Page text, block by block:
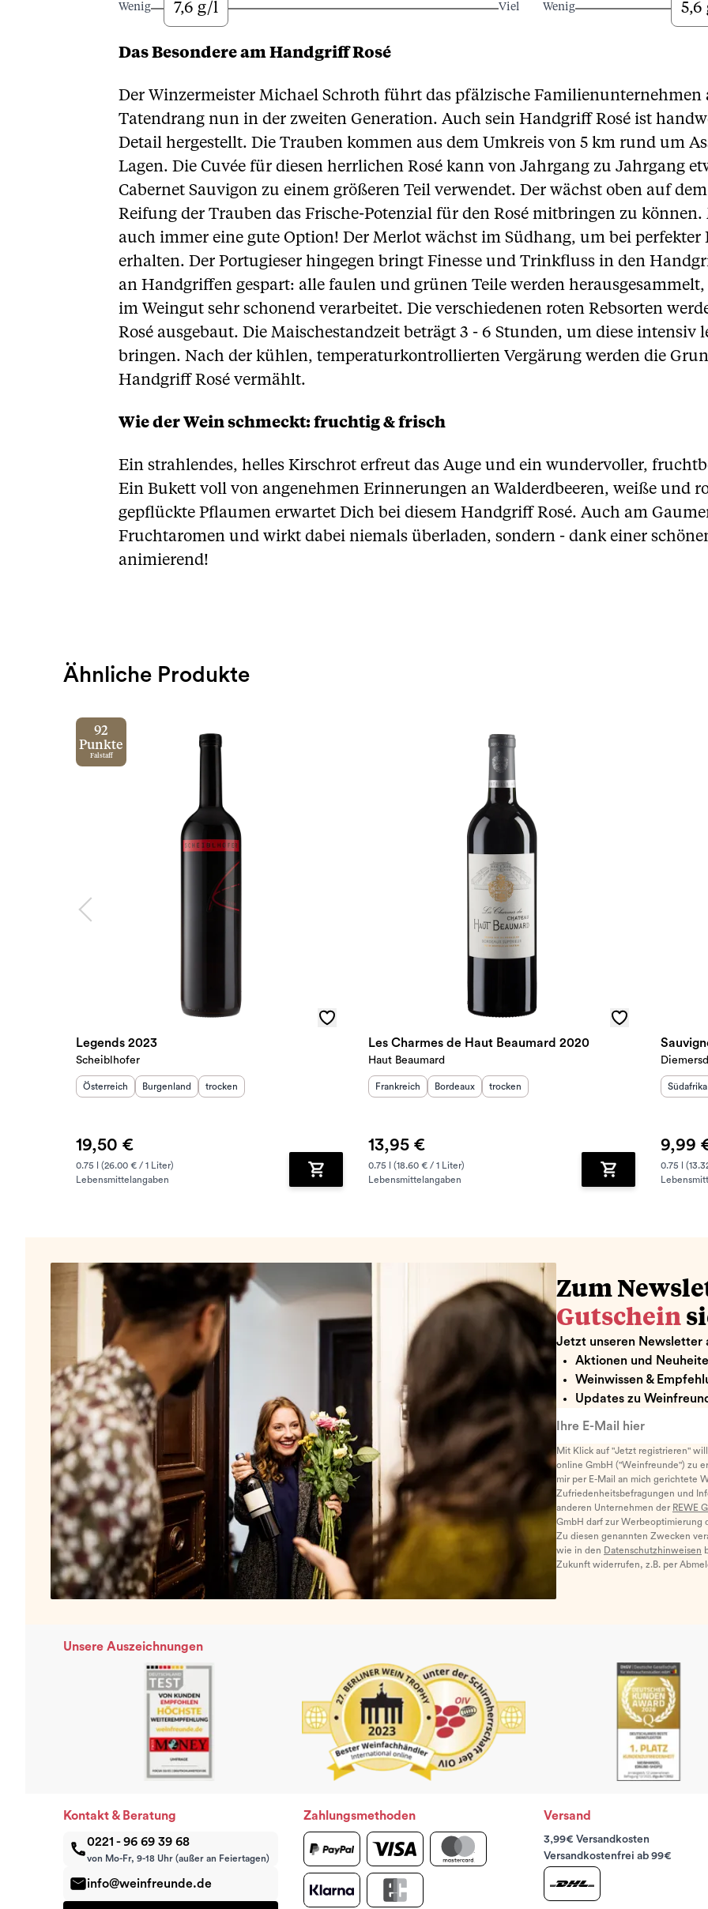
Wenig 7,6 g/l Viel Wenig 5,6
Das Besondere am Handgriff Rosé
Der Winzermeister Michael Schroth führt das pfälzische
Tatendrang nun in der zweiten Generation. Auch sein Handgriff Rosé ist
Detail hergestellt. Die Trauben kommen aus dem Umkreis von 5 km rund um
Lagen. Die Cuvée für diesen herrlichen Rosé kann von Jahrgang zu Jahrgang
Cabernet Sauvigon zu einem größeren Teil verwendet. Der wächst oben auf
Reifung der Trauben das Frische-Potenzial für den Rosé mitbringen zu
auch immer eine gute Option! Der Merlot wächst im Südhang, um bei perfekter
erhalten. Der Portugieser hingegen bringt Finesse und Trinkfluss in den
an Handgriffen gespart: alle faulen und grünen Teile werden
im Weingut sehr schonend verarbeitet. Die verschiedenen roten Rebsorten
Rosé ausgebaut. Die Maischestandzeit beträgt 3 - 6 Stunden, um diese intensiv
bringen. Nach der kühlen, temperaturkontrollierten Vergärung werden die
Handgriff Rosé vermählt.
Wie der Wein schmeckt: fruchtig & frisch
Ein strahlendes, helles Kirschrot erfreut das Auge und ein wundervoller,
Ein Bukett voll von angenehmen Erinnerungen an Walderdbeeren, weiße und
gepflückte Pflaumen erwartet Dich bei diesem Handgriff Rosé. Auch am
Fruchtaromen und wirkt dabei niemals überladen, sondern - dank einer
animierend!
Ähnliche Produkte
92
Punkte
Falstaff
Legends 2023
Scheiblhofer
Herkunftsland :
Österreich Herkunftsregion:
Burgenland Geschmack
trocken
19,50 €
0.75 l (26.00 € / 1 Liter)
Lebensmittelangaben
Zum Warenkorb hinzufügen
Les Charmes de Haut Beaumard 2020
Haut Beaumard
Herkunftsland :
Frankreich Herkunftsregion:
Bordeaux Geschmack
trocken
13,95 €
0.75 l (18.60 € / 1 Liter)
Lebensmittelangaben
Zum Warenkorb
Südafrika
9,99
0.75 l
Zum
Gutschein
Jetzt unseren Newsletter
Aktionen und
Weinwissen &
Updates zu
Mit Klick auf "Jetzt registrieren"
online GmbH ("Weinfreunde") zu
mir per E-Mail an mich gerichtete
Zufriedenheitsbefragungen und
anderen Unternehmen der REWE
GmbH darf zur Werbeoptimierung
Zu diesen genannten Zwecken
wie in den Datenschutzhinweisen
Zukunft widerrufen, z.B. per
Unsere Auszeichnungen
Kontakt & Beratung
0221 - 96 69 39 68
von Mo-Fr, 9-18 Uhr (außer an Feiertagen)
info@weinfreunde.de
Zahlungsmethoden Versand
3,99€ Versandkosten
Versandkostenfrei ab 99€